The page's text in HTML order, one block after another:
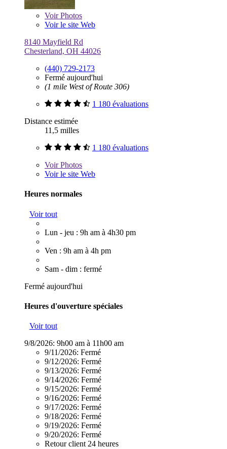
VoirPhotos
Voir le site Web
8140 Mayfield Rd
Chesterland, OH 44026
(440) 729-2173
Fermé aujourd'hui
(1 mile West of Route 306)
1 180 évaluations
Distance estimée
11,5 milles
1 180 évaluations
VoirPhotos
Voir le site Web
Heures normales
Voir tout
Lun - jeu : 9h am à 4h30 pm
Ven : 9h am à 4h pm
Sam - dim : fermé
Fermé aujourd'hui
Heures d'ouverture spéciales
Voir tout
9/8/2026: 9h00 am à 11h00 am
9/11/2026: Fermé
9/12/2026: Fermé
9/13/2026: Fermé
9/14/2026: Fermé
9/15/2026: Fermé
9/16/2026: Fermé
9/17/2026: Fermé
9/18/2026: Fermé
9/19/2026: Fermé
9/20/2026: Fermé
Retour client 24 heures